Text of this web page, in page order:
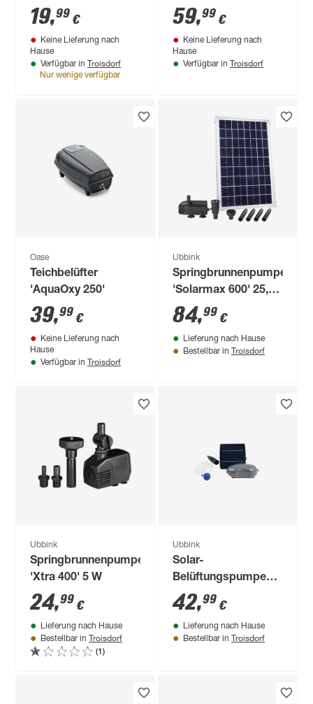
W
19,99 €
Keine Lieferung nach
Hause
Verfügbar in Troisdorf
Nur wenige verfügbar
Plus' 150 l/h
59,99 €
Keine Lieferung nach
Hause
Verfügbar in Troisdorf
Oase
Teichbelüfter
'AquaOxy 250'
39,99 €
Keine Lieferung nach
Hause
Verfügbar in Troisdorf
Ubbink
Springbrunnenpumpe
'Solarmax 600' 25,5
x 2,5 x 40 cm
84,99 €
Lieferung nach Hause
Bestellbar in Troisdorf
Ubbink
Springbrunnenpumpe
'Xtra 400' 5 W
24,99 €
Lieferung nach Hause
Bestellbar in Troisdorf
(1)
Ubbink
Solar-
Belüftungspumpe
'Air Solar 100' 1,5 W
42,99 €
Lieferung nach Hause
Bestellbar in Troisdorf